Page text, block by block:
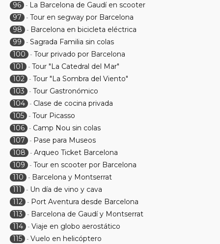
96 - La Barcelona de Gaudí en scooter
97
- Tour en segway por Barcelona
98
- Barcelona en bicicleta eléctrica
99
- Sagrada Familia sin colas
100
- Tour privado por Barcelona
101
- Tour "La Catedral del Mar"
102 - Tour "La Sombra del Viento"
103
- Tour Gastronómico
104 - Clase de cocina privada
105 - Tour Picasso
106 - Camp Nou sin colas
107
- Pase para Museos
108
- Arqueo Ticket Barcelona
109
- Tour en scooter por Barcelona
110
- Barcelona y Montserrat
111
- Un día de vino y cava
112 - Port Aventura desde Barcelona
113
- Barcelona de Gaudí y Montserrat
114 - Viaje en globo aerostático
115 - Vuelo en helicóptero